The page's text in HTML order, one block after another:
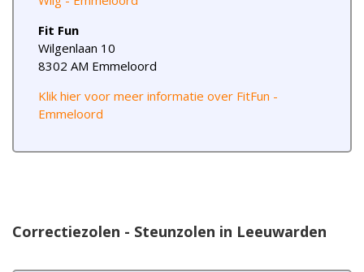
Fit Fun
Wilgenlaan 10
8302 AM Emmeloord
Klik hier voor meer informatie over FitFun -
Emmeloord
Correctiezolen - Steunzolen in Leeuwarden